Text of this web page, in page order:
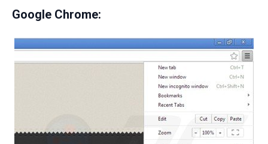
Google Chrome: